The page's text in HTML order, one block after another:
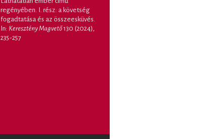
regényében. I. rész: a követség
fogadtatása és az összeesküvés
In: Keresztény Magvető130 (2024),
235-257